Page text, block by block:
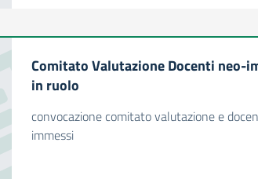
Comitato Valutazione Docenti neo-
in ruolo
convocazione comitato valutazione e
immessi